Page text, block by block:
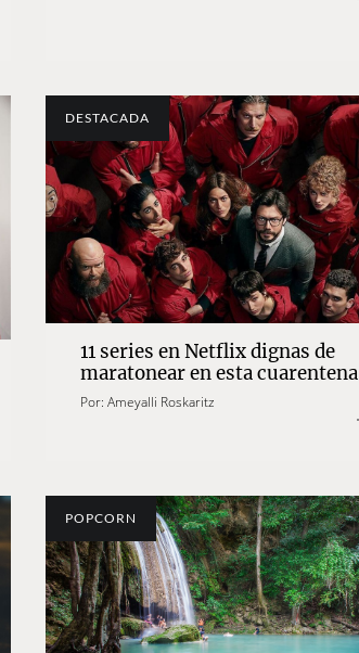
DESTACADA
11 series en Netflix dignas de
maratonear en esta cuarentena
Por:Ameyalli Roskaritz
POPCORN